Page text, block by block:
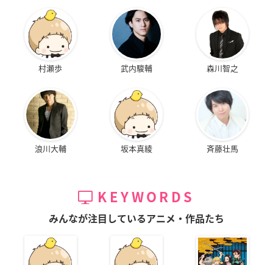
村瀬歩 武内駿輔 森川智之
浪川大輔 坂本真綾 斉藤壮馬
KEYWORDS
みんなが注目しているアニメ・作品たち